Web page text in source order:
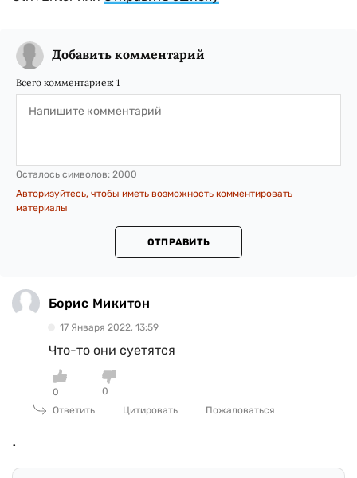
Добавить комментарий
Всего комментариев: 1
Осталось символов: 2000
Авторизуйтесь, чтобы иметь возможность комментировать
материалы
ОТПРАВИТЬ
Борис Микитон
17 Января 2022, 13:59
Что-то они суетятся
0
0
Ответить
Цитировать Пожаловаться